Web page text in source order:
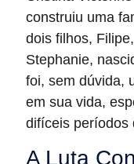
construiu uma
dois filhos,
Stephanie,
foi, sem dúvida,
em sua vida,
difíceis períodos
A Luta